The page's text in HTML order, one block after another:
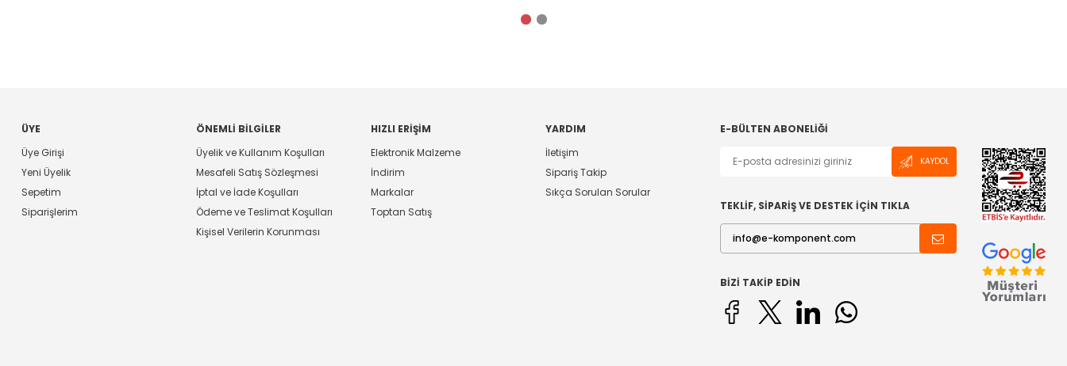
ÜYE
Üye Girişi
Yeni Üyelik
Sepetim
Siparişlerim
ÖNEMLI BILGILER
Üyelik ve Kullanım Koşulları
Mesafeli Satış Sözleşmesi
İptal ve İade Koşulları
Ödeme ve Teslimat Koşulları
Kişisel Verilerin Korunması
HIZLI ERIŞIM
Elektronik Malzeme
İndirim
Markalar
Toptan Satış
YARDIM
İletişim
Sipariş Takip
Sıkça Sorulan Sorular
E-BÜLTEN ABONELIĞI
KAYDOL
TEKLİF, SİPARİŞ VE DESTEK İÇİN TIKLA
BIZI TAKIP EDIN